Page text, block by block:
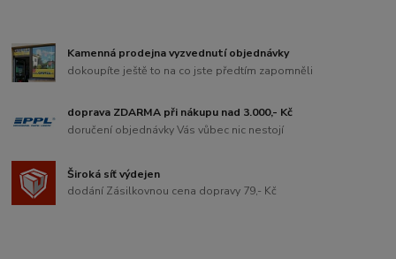
Kamenná prodejna vyzvednutí objednávky
dokoupíte ještě to na co jste předtím zapomněli
doprava ZDARMA při nákupu nad 3.000,- Kč
doručení objednávky Vás vůbec nic nestojí
Široká síť výdejen
dodání Zásilkovnou cena dopravy 79,- Kč